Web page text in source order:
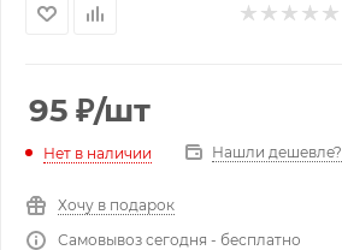
95 ₽/шт
Нет в наличии Нашли дешевле?
Хочу в подарок
Самовывоз сегодня - бесплатно